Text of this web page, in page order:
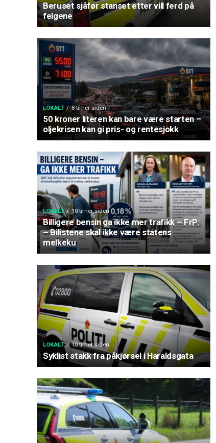
Beruset sjåfør stanset etter vill ferd på
felgene
LOKALT 8 timer siden
50 kroner literen kan bare være starten –
oljekrisen kan gi pris- og rentesjokk
LOKALT 10 timer siden
Billigere bensin ga ikke mer trafikk – FrP:
– Bilistene skal ikke være statens
melkeku
LOKALT 10 timer siden
Syklist stakk fra påkjørsel i Haraldsgata